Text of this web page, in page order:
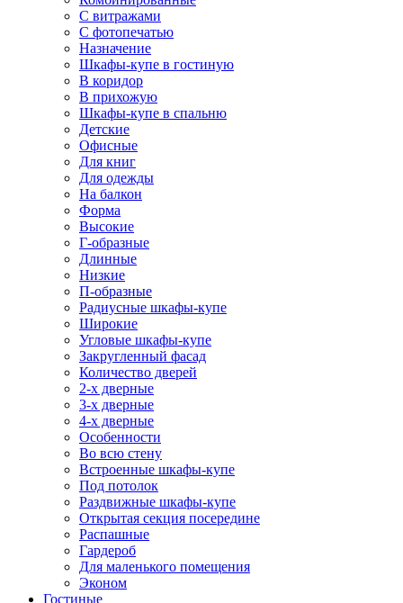
С витражами
С фотопечатью
Назначение
Шкафы-купе в гостиную
В коридор
В прихожую
Шкафы-купе в спальню
Детские
Офисные
Для книг
Для одежды
На балкон
Форма
Высокие
Г-образные
Длинные
Низкие
П-образные
Радиусные шкафы-купе
Широкие
Угловые шкафы-купе
Закругленный фасад
Количество дверей
2-х дверные
3-х дверные
4-х дверные
Особенности
Во всю стену
Встроенные шкафы-купе
Под потолок
Раздвижные шкафы-купе
Открытая секция посередине
Распашные
Гардероб
Для маленького помещения
Эконом
Гостиные